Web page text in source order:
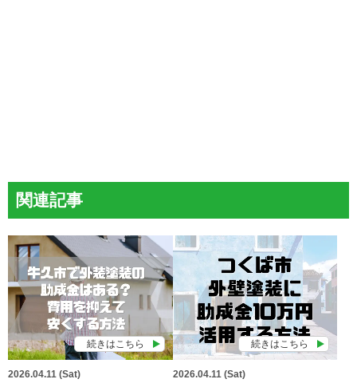
関連記事
続きはこちら
2026.04.11 (Sat)
続きはこちら
2026.04.11 (Sat)